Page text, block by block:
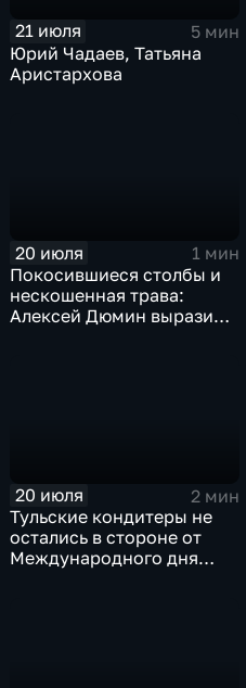
21 июля
5 мин
Юрий Чадаев, Татьяна
Аристархова
20 июля
1 мин
Покосившиеся столбы и
нескошенная трава:
Алексей Дюмин выразил
20 июля
2 мин
Тульские кондитеры не
остались в стороне от
Международного дня